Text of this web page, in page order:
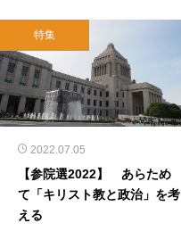
特集
2022.07.05
【参院選2022】 あらため
て「キリスト教と政治」を考
える